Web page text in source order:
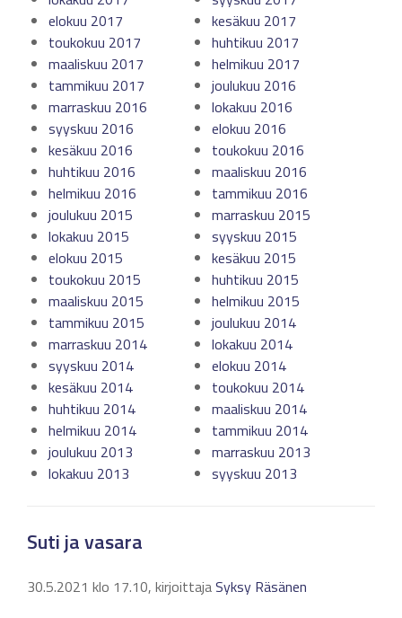
elokuu 2017
kesäkuu 2017
toukokuu 2017
huhtikuu 2017
maaliskuu 2017
helmikuu 2017
tammikuu 2017
joulukuu 2016
marraskuu 2016
lokakuu 2016
syyskuu 2016
elokuu 2016
kesäkuu 2016
toukokuu 2016
huhtikuu 2016
maaliskuu 2016
helmikuu 2016
tammikuu 2016
joulukuu 2015
marraskuu 2015
lokakuu 2015
syyskuu 2015
elokuu 2015
kesäkuu 2015
toukokuu 2015
huhtikuu 2015
maaliskuu 2015
helmikuu 2015
tammikuu 2015
joulukuu 2014
marraskuu 2014
lokakuu 2014
syyskuu 2014
elokuu 2014
kesäkuu 2014
toukokuu 2014
huhtikuu 2014
maaliskuu 2014
helmikuu 2014
tammikuu 2014
joulukuu 2013
marraskuu 2013
lokakuu 2013
syyskuu 2013
Suti ja vasara
30.5.2021 klo 17.10, kirjoittajaSyksy Räsänen